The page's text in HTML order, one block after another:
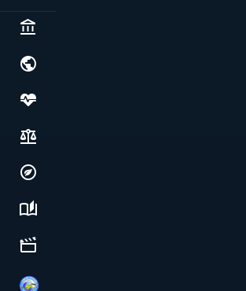
Politics & institutions
Society, justice & freedoms
Economy, environment & technology
Science, history & spirituality
Culture, media & entertainment